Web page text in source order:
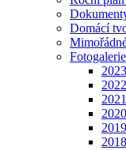
Domácí
2023
2022
2021
2020
2019
2018